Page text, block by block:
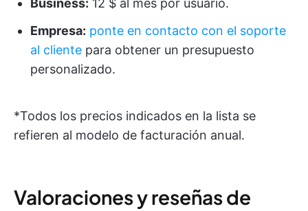
Business: 12 $ al mes por usuario.
Empresa: ponte en contacto con el soporte
al cliente para obtener un presupuesto
personalizado.
*Todos los precios indicados en la lista se
refieren al modelo de facturación anual.
Valoraciones y reseñas de